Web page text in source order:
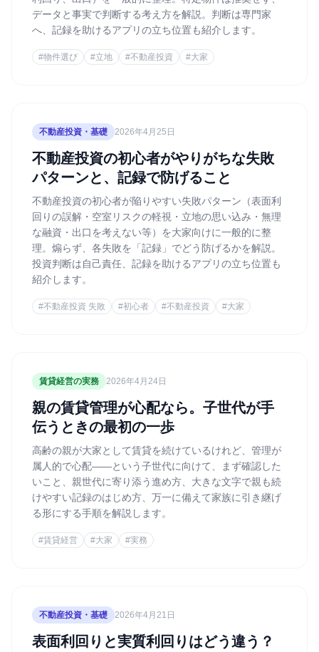
データと事実で判断する考え方を解説。判断は専門家
へ、記録を助けるアプリの立ち位置も紹介します。
#物件選び #立地 #不動産投資 #大家
不動産投資・基礎 2026年4月25日
不動産投資の初心者がやりがちな失敗
パターンと、記録で防げること
不動産投資の初心者が陥りやすい失敗パターン（表面利
回りの誤解・空室リスクの軽視・立地の思い込み・無理
な融資・出口を考えない等）を大家向けに一般的に整
理。煽らず、各失敗を「記録」でどう防げるかを解説。
投資判断は自己責任、記録を助けるアプリの立ち位置も
紹介します。
#不動産投資 失敗 #初心者 #不動産投資 #大家
賃貸経営の実務 2026年4月24日
親の賃貸管理が心配なら。子世代が手
伝うときの最初の一歩
高齢の親が大家として賃貸を続けているけれど、管理が
属人的で心配——という子世代に向けて、まず確認した
いこと、親世代に寄り添う進め方、大きな文字で親も続
けやすい記録のはじめ方、万一に備えて家族に引き継げ
る形にする手順を解説します。
#賃貸経営 #大家 #実務
不動産投資・基礎 2026年4月21日
表面利回りと実質利回りはどう違う？